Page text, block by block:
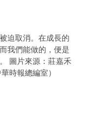
迫取消。在成長的
我們能做的，便是
圖片來源：莊嘉禾
時報總編室）